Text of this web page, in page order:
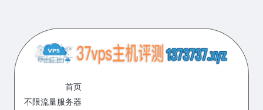
content
7
的
首页
不限流量服务器